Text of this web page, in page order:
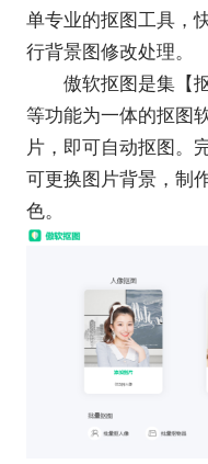
单专业的抠图工具，
行背景图修改处理。
傲软抠图是集【抠
等功能为一体的抠图
片，即可自动抠图。
可更换图片背景，制
色。